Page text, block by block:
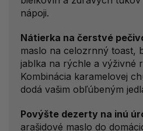
nápoji.
Nátierka na čerstvé
maslo na celozrnný toast,
jablka na rýchle a výživné
Kombinácia karamelovej
dodá vašim obľúbeným
Povýšte dezerty na inú
arašidové maslo do